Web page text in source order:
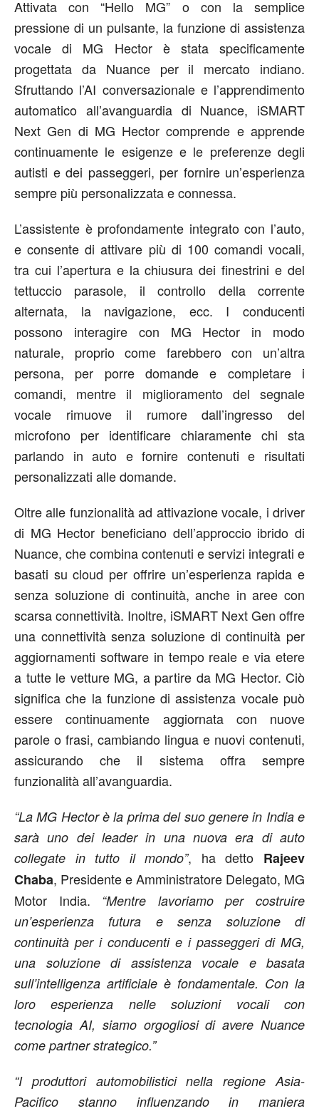
Attivata con “Hello MG” o con la semplice
pressione di un pulsante, la funzione di assistenza
vocale di MG Hector è stata specificamente
progettata da Nuance per il mercato indiano.
Sfruttando l’AI conversazionale e l’apprendimento
automatico all’avanguardia di Nuance, iSMART
Next Gen di MG Hector comprende e apprende
continuamente le esigenze e le preferenze degli
autisti e dei passeggeri, per fornire un’esperienza
sempre più personalizzata e connessa.
L’assistente è profondamente integrato con l’auto,
e consente di attivare più di 100 comandi vocali,
tra cui l’apertura e la chiusura dei finestrini e del
tettuccio parasole, il controllo della corrente
alternata, la navigazione, ecc. I conducenti
possono interagire con MG Hector in modo
naturale, proprio come farebbero con un’altra
persona, per porre domande e completare i
comandi, mentre il miglioramento del segnale
vocale rimuove il rumore dall’ingresso del
microfono per identificare chiaramente chi sta
parlando in auto e fornire contenuti e risultati
personalizzati alle domande.
Oltre alle funzionalità ad attivazione vocale, i driver
di MG Hector beneficiano dell’approccio ibrido di
Nuance, che combina contenuti e servizi integrati e
basati su cloud per offrire un’esperienza rapida e
senza soluzione di continuità, anche in aree con
scarsa connettività. Inoltre, iSMART Next Gen offre
una connettività senza soluzione di continuità per
aggiornamenti software in tempo reale e via etere
a tutte le vetture MG, a partire da MG Hector. Ciò
significa che la funzione di assistenza vocale può
essere continuamente aggiornata con nuove
parole o frasi, cambiando lingua e nuovi contenuti,
assicurando che il sistema offra sempre
funzionalità all’avanguardia.
“La MG Hector è la prima del suo genere in India e
sarà uno dei leader in una nuova era di auto
collegate in tutto il mondo”, ha detto Rajeev
Chaba, Presidente e Amministratore Delegato, MG
Motor India. “Mentre lavoriamo per costruire
un’esperienza futura e senza soluzione di
continuità per i conducenti e i passeggeri di MG,
una soluzione di assistenza vocale e basata
sull’intelligenza artificiale è fondamentale. Con la
loro esperienza nelle soluzioni vocali con
tecnologia AI, siamo orgogliosi di avere Nuance
come partner strategico.”
“I produttori automobilistici nella regione Asia-
Pacifico stanno influenzando in maniera